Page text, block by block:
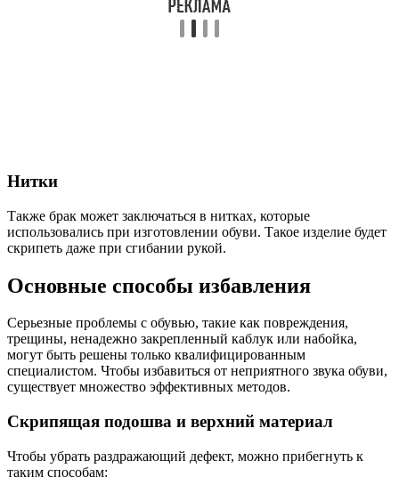
Нитки
Также брак может заключаться в нитках, которые
использовались при изготовлении обуви. Такое изделие будет
скрипеть даже при сгибании рукой.
Основные способы избавления
Серьезные проблемы с обувью, такие как повреждения,
трещины, ненадежно закрепленный каблук или набойка,
могут быть решены только квалифицированным
специалистом. Чтобы избавиться от неприятного звука обуви,
существует множество эффективных методов.
Скрипящая подошва и верхний материал
Чтобы убрать раздражающий дефект, можно прибегнуть к
таким способам: